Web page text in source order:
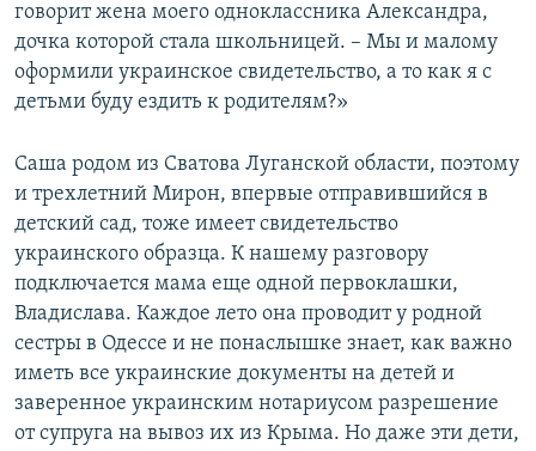
говорит жена моего одноклассника Александра,
дочка которой стала школьницей. – Мы и малому
оформили украинское свидетельство, а то как я с
детьми буду ездить к родителям?»
Саша родом из Сватова Луганской области, поэтому
и трехлетний Мирон, впервые отправившийся в
детский сад, тоже имеет свидетельство
украинского образца. К нашему разговору
подключается мама еще одной первоклашки,
Владислава. Каждое лето она проводит у родной
сестры в Одессе и не понаслышке знает, как важно
иметь все украинские документы на детей и
заверенное украинским нотариусом разрешение
от супруга на вывоз их из Крыма. Но даже эти дети,